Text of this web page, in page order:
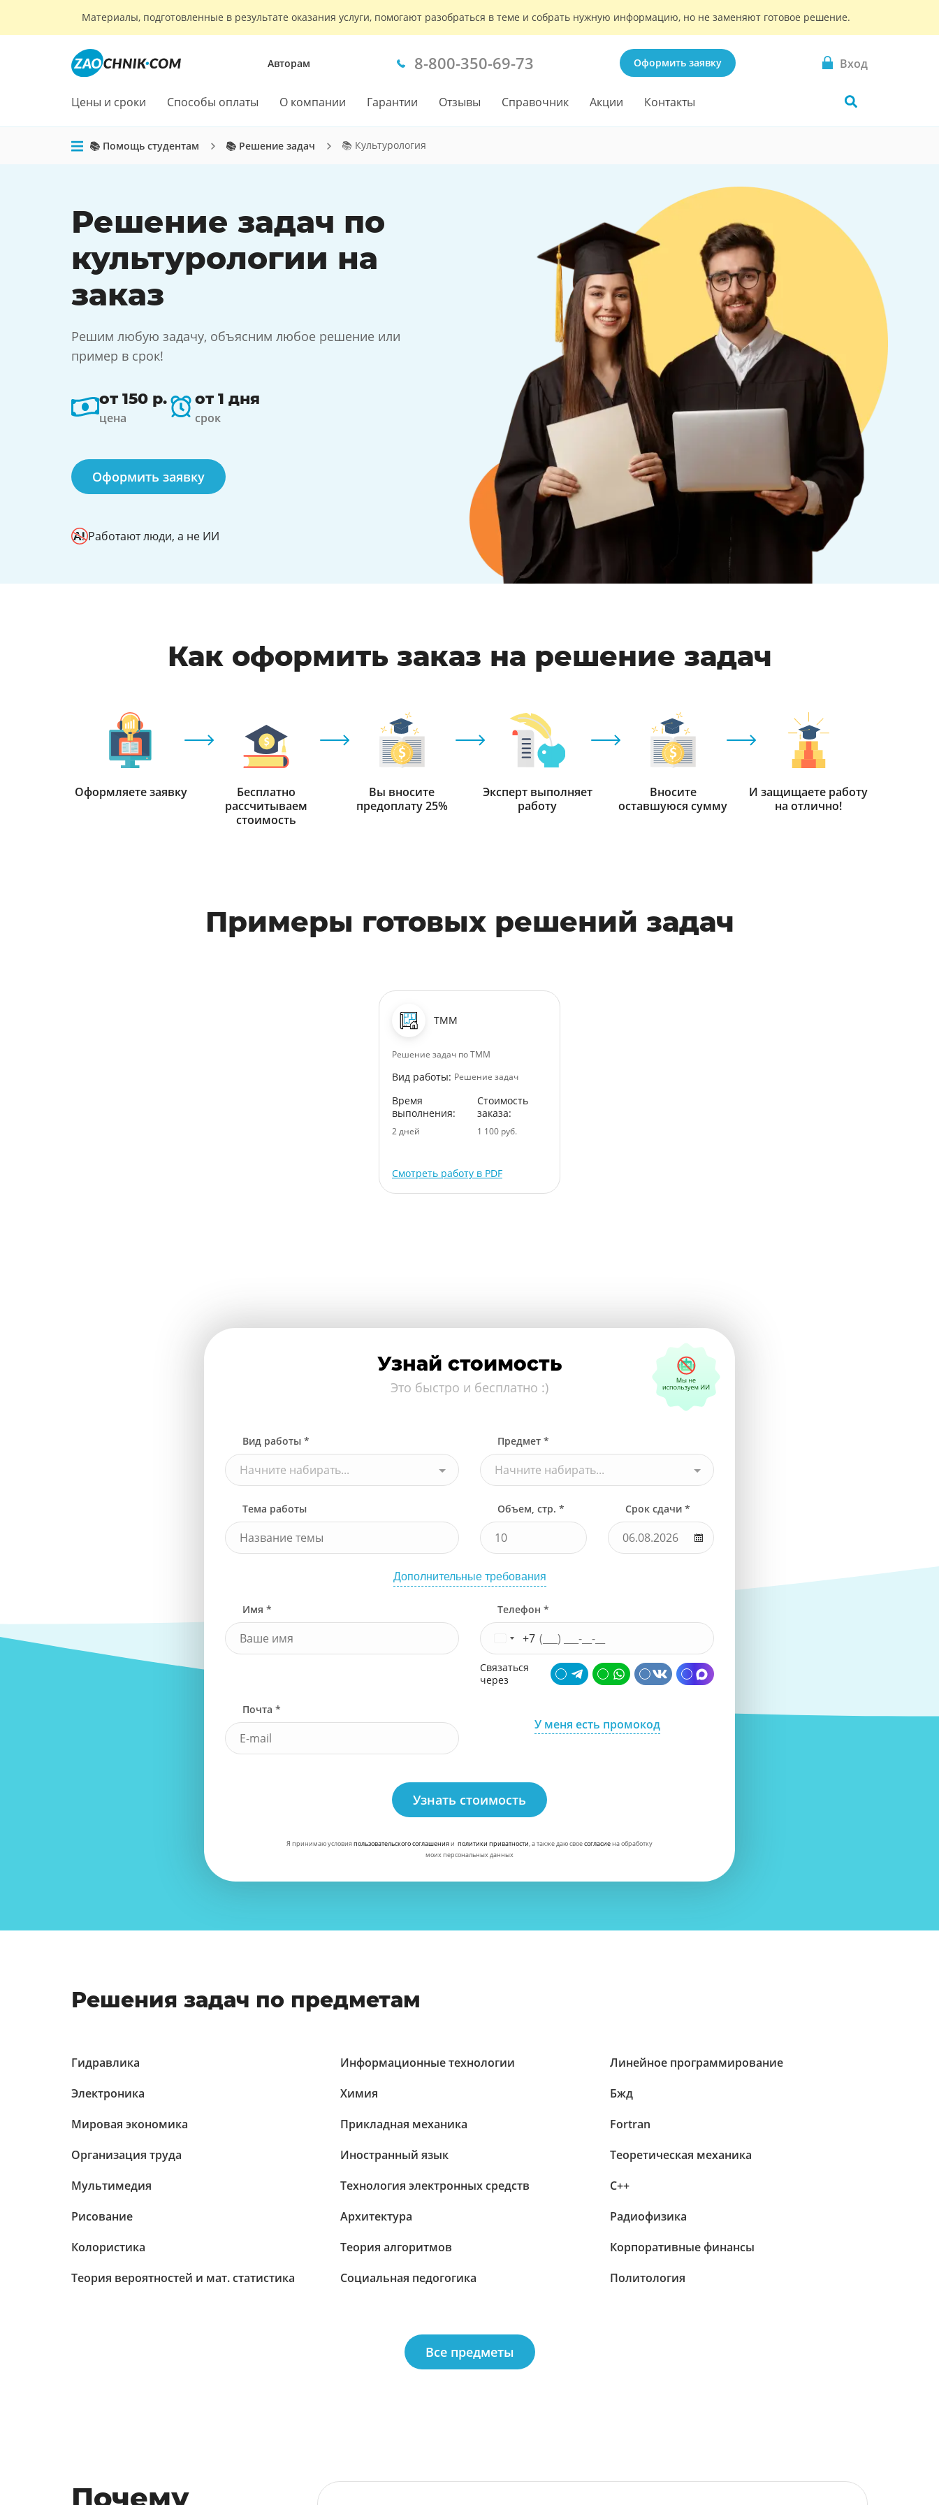
Материалы, подготовленные в результате оказания услуги, помогают разобраться в теме и собрать нужную информацию, но не заменяют готовое решение.
Авторам 8-800-350-69-73 Оформить заявку Вход
Цены и сроки Способы оплаты О компании Гарантии Отзывы Справочник Акции Контакты
📚 Помощь студентам 📚 Решение задач 📚 Культурология
Решение задач по
культурологии на
заказ
Решим любую задачу, объясним любое решение или
пример в срок!
от 150 р.
цена
от 1 дня
срок
Оформить заявку
Работают люди, а не ИИ
Как оформить заказ на решение задач
Оформляете заявку
Бесплатно
рассчитываем
стоимость
Вы вносите
предоплату 25%
Эксперт выполняет
работу
Вносите
оставшуюся сумму
И защищаете работу
на отлично!
Примеры готовых решений задач
ТММ
Решение задач по ТММ
Вид работы: Решение задач
Время
выполнения:
2 дней
Стоимость
заказа:
1 100 руб.
Смотреть работу в PDF
Узнай стоимость
Это быстро и бесплатно :)
Вид работы *
Начните набирать...
Предмет *
Начните набирать...
Тема работы Объем, стр. * Срок сдачи *
Дополнительные требования
Имя * Телефон *
+7
Связаться
через
Почта *
У меня есть промокод
Узнать стоимость
Я принимаю условияпользовательского соглашенияи политики приватности, а также даю своесогласиена обработку
моих персональных данных
Решения задач по предметам
Гидравлика
Электроника
Мировая экономика
Организация труда
Мультимедия
Рисование
Колористика
Теория вероятностей и мат. статистика
Информационные технологии
Химия
Прикладная механика
Иностранный язык
Технология электронных средств
Архитектура
Теория алгоритмов
Социальная педогогика
Линейное программирование
Бжд
Fortran
Теоретическая механика
C++
Радиофизика
Корпоративные финансы
Политология
Все предметы
Почему